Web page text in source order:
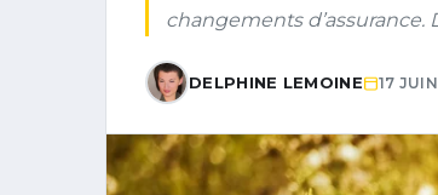
changements
DELPHINE LEMOINE 17